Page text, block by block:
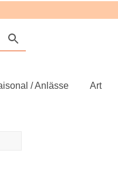
/ Anlässe Art